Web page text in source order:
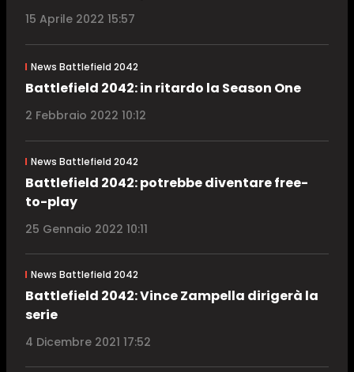
15 Aprile 2022 15:57
News Battlefield 2042
Battlefield 2042: in ritardo la Season One
2 Febbraio 2022 10:12
News Battlefield 2042
Battlefield 2042: potrebbe diventare free-
to-play
25 Gennaio 2022 10:11
News Battlefield 2042
Battlefield 2042: Vince Zampella dirigerà la
serie
4 Dicembre 2021 17:52